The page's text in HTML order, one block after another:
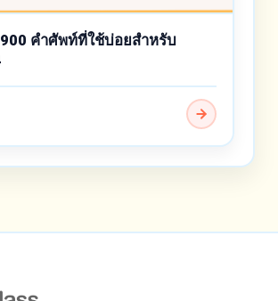
คำศัพท์ที่ใช้บ่อยสำหรับ